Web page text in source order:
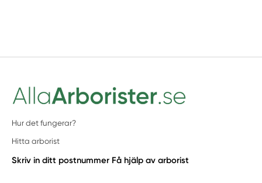
Hur det fungerar?
Hitta arborist
Skriv in ditt postnummer Få hjälp av arborist